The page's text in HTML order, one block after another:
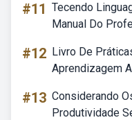
#11 Tecendo
Manual Do
#12 Livro De
Aprendizagem
#13 Considerando
Produtividade